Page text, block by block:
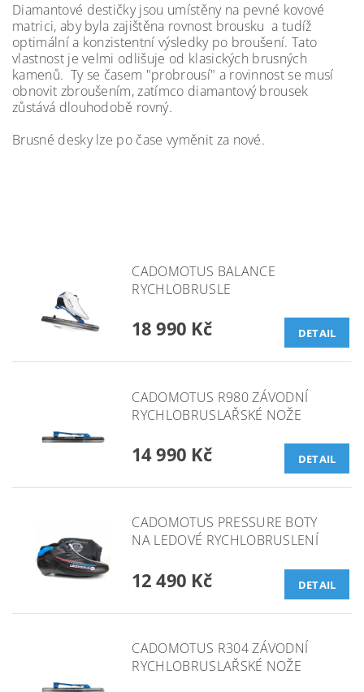
Diamantové destičky jsou umístěny na pevné kovové
matrici, aby byla zajištěna rovnost brousku a tudíž
optimální a konzistentní výsledky po broušení. Tato
vlastnost je velmi odlišuje od klasických brusných
kamenů. Ty se časem "probrousí" a rovinnost se musí
obnovit zbroušením, zatímco diamantový brousek
zůstává dlouhodobě rovný.
Brusné desky lze po čase vyměnit za nové.
CADOMOTUS BALANCE
RYCHLOBRUSLE
18 990 Kč DETAIL
CADOMOTUS R980 ZÁVODNÍ
RYCHLOBRUSLAŘSKÉ NOŽE
14 990 Kč DETAIL
CADOMOTUS PRESSURE BOTY
NA LEDOVÉ RYCHLOBRUSLENÍ
12 490 Kč DETAIL
CADOMOTUS R304 ZÁVODNÍ
RYCHLOBRUSLAŘSKÉ NOŽE